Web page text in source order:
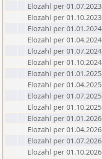
Elozahl per 01.07.2023
Elozahl per 01.10.2023
Elozahl per 01.01.2024
Elozahl per 01.04.2024
Elozahl per 01.07.2024
Elozahl per 01.10.2024
Elozahl per 01.01.2025
Elozahl per 01.04.2025
Elozahl per 01.07.2025
Elozahl per 01.10.2025
Elozahl per 01.01.2026
Elozahl per 01.04.2026
Elozahl per 01.07.2026
Elozahl per 01.10.2026